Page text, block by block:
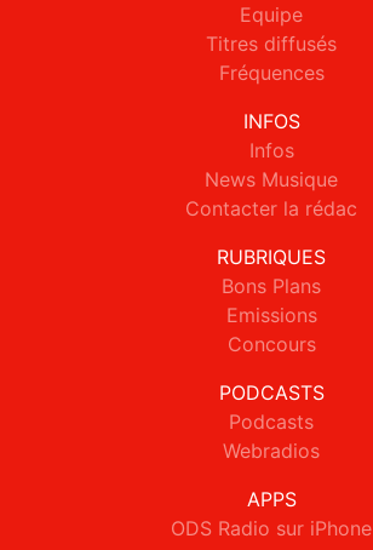
Equipe
Titres diffusés
Fréquences
INFOS
Infos
News Musique
Contacter la rédac
RUBRIQUES
Bons Plans
Emissions
Concours
PODCASTS
Podcasts
Webradios
APPS
ODS Radio sur iPhone